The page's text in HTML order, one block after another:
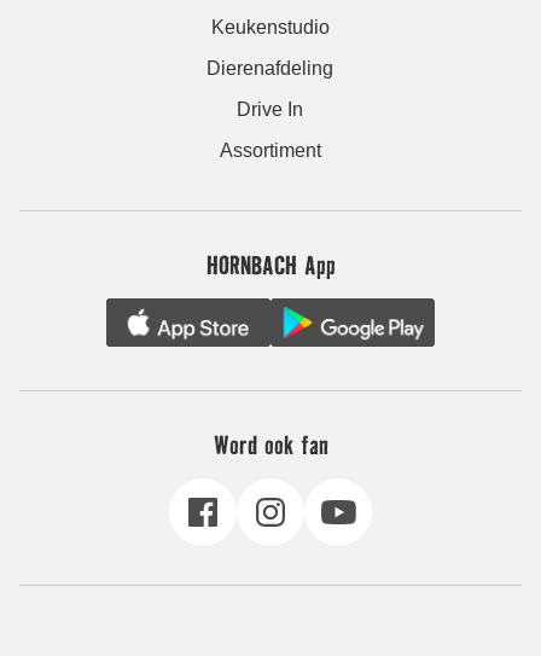
Keukenstudio
Dierenafdeling
Drive In
Assortiment
HORNBACH App
Word ook fan